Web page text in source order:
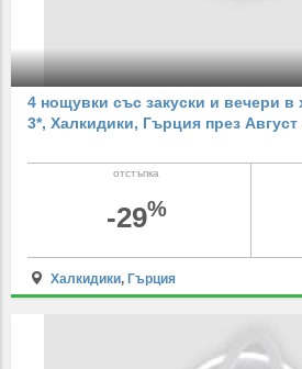
4 нощувки със закуски и вечери в
3*, Халкидики, Гърция през
отстъпка
-29%
Халкидики, Гърция